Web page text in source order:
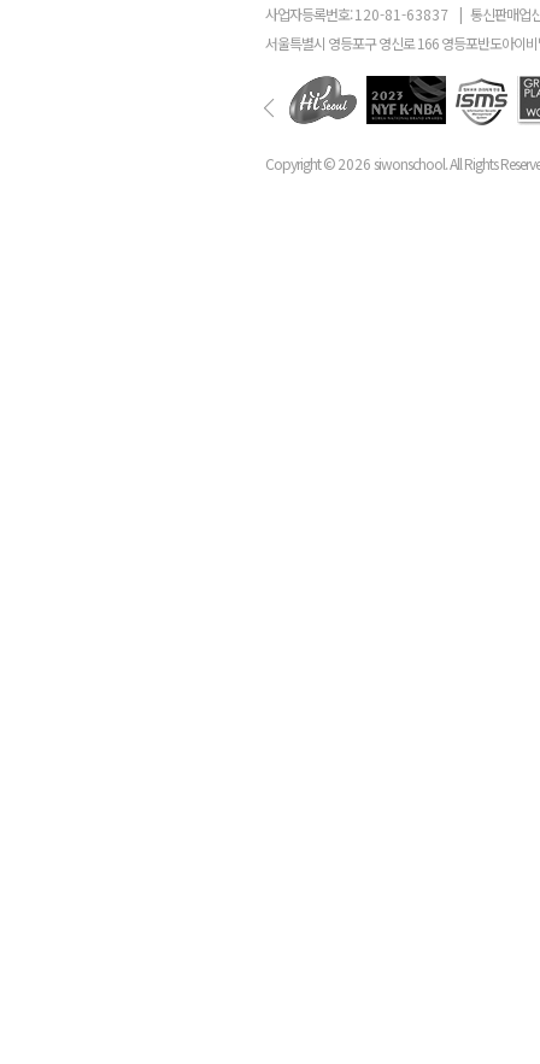
사업자등록번호:120-81-63837 | 통신판매업
서울특별시 영등포구 영신로 166 영등포반도아이
Copyright ©2026 siwonschool. All Rights